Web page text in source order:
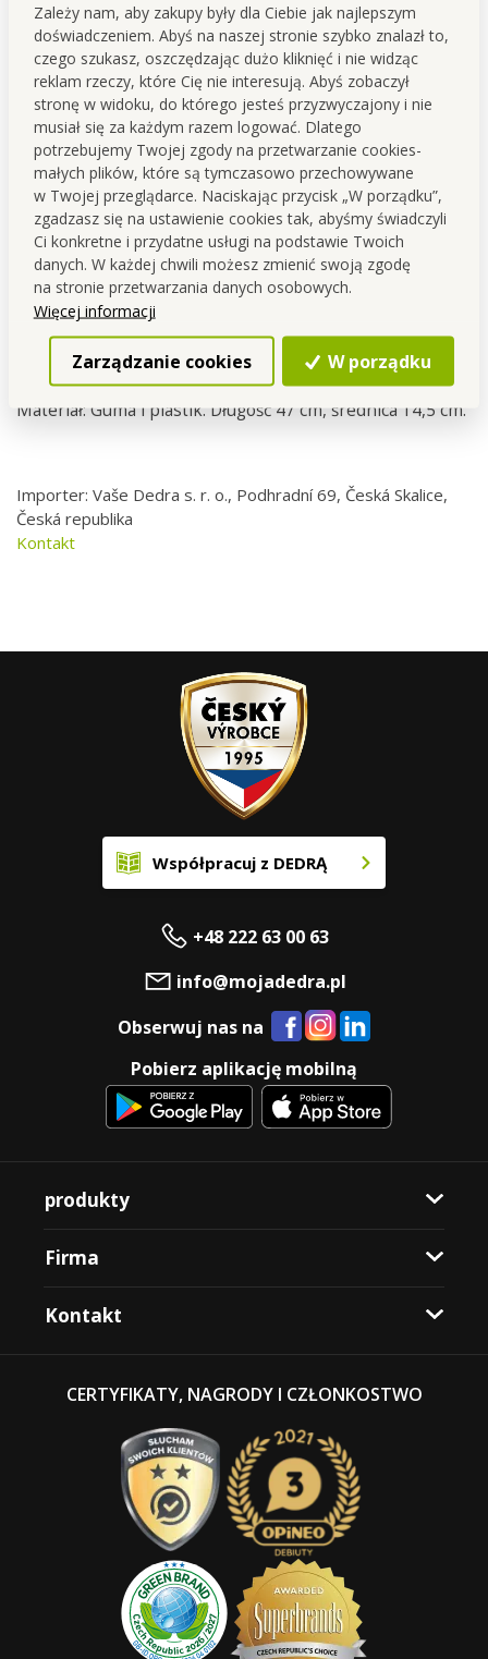
Zależy nam, aby zakupy były dla Ciebie jak najlepszym
doświadczeniem. Abyś na naszej stronie szybko znalazł to,
czego szukasz, oszczędzając dużo kliknięć i nie widząc
reklam rzeczy, które Cię nie interesują. Abyś zobaczył
stronę w widoku, do którego jesteś przyzwyczajony i nie
musiał się za każdym razem logować. Dlatego
potrzebujemy Twojej zgody na przetwarzanie cookies-
małych plików, które są tymczasowo przechowywane
w Twojej przeglądarce. Naciskając przycisk „W porządku”,
zgadzasz się na ustawienie cookies tak, abyśmy świadczyli
Ci konkretne i przydatne usługi na podstawie Twoich
danych. W każdej chwili możesz zmienić swoją zgodę
na stronie przetwarzania danych osobowych.
Więcej informacji
Zarządzanie cookies W porządku
SUPERPRZEPYCHACZ,duży przepychacz do odpływu
niezbędny pomocnik do każdego domu, który dba o
drożne odpływy
Materiał: Guma i plastik. Długość 47 cm, średnica 14,5 cm.
Importer: Vaše Dedra s. r. o., Podhradní 69, Česká Skalice,
Česká republika
Kontakt
Współpracuj z DEDRĄ
+48 222 63 00 63
info@mojadedra.pl
Obserwuj nas na
Pobierz aplikację mobilną
produkty
Firma
Kontakt
CERTYFIKATY, NAGRODY I CZŁONKOSTWO